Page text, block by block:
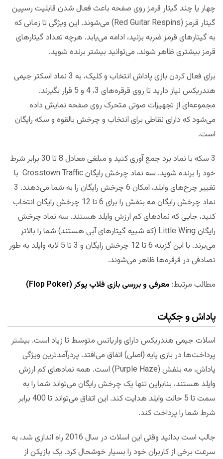
چهار یا چند گیتار قرمز روی صفحه باعث فعال شدن قابلیت رسپین
گیتار قرمز (Red Guitar Respins) می‌شوند. این ویژگی تا زمانی که
به گیتارهای قرمز ضربه بزنید، ادامه می‌یابد. هرچه تعداد گیتارهای
قرمز بیشتری ظاهر شوند، می‌توانید بیشتر برنده شوید.
برای فعال کردن بازی پاداش انتخاب و کلیک، ​​به 3 نماد اسکتر جیمی
هندریکس نیاز دارید تا روی قرقره‌های 3، 4 و 5 قرار بگیرند.
مجموعه‌ای از تجهیزات صوتی متحرک روی صفحه نمایش داده
می‌شود که دارای نقاطی برای انتخاب و چرخش بالقوه و سکه رایگان
است.
3 سکه با نماد برد جمع آوری کنید و مبلغی معادل 8 تا 30 برابر شرط
خود را برنده شوید. سه نماد چرخش رایگان Crosstown Traffic با
تغییر چرخ‌های وایلد، امکان 6 چرخش رایگان را به شما می‌دهند. 3
نماد چرخش رایگان مه بنفش را برای 6 تا 12 چرخش رایگان انتخاب
کنید، جایی که نمادهای کم ارزش وایلد هستند. سه نماد چرخش
رایگان Little Wing (که شبیه گیتارهای آبی هستند) شما را بالاتر
می‌برند. با این گزینه 6 تا 12 چرخش رایگان و 3 تا 5 لایه وایلد به طور
تصادفی در قرقره‌ها ظاهر می‌شوند.
مطالب مرتبط: معرفی و بررسی بازی فلاپ پوکر (Flop Poker)
پاداش و جکپات
اسلات جیمی هندریکس دارای واریانس متوسط ​​تا زیاد است. بیشتر
پرداخت‌ها در بازی پایه (اصلی) اتفاق می‌افتد. پردرآمدترین ویژگی
پاداش، مه بنفش (Purple Haze) است. همه نمادهای کم ارزش
وایلد هستند، بنابراین تنها یک چرخش رایگان می‌تواند شما را به
سمت تا 5 حالت وایلد هدایت کند. این اتفاق می‌تواند تا 400 برابر
شرط شما را پرداخت کند.
جالب است بدانید وقتی این اسلات در سال 2016 راه اندازی شد، به
سرعت برخی از کاربران خود را بسیار خوشحال کرد. یک بازیکن از